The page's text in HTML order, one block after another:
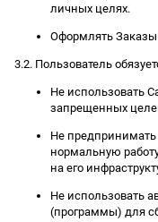
личных целях.
Оформлять Заказы
3.2. Пользователь
Не использовать
запрещенных
Не предпринимать
нормальную
на его
Не использовать
(программы) для